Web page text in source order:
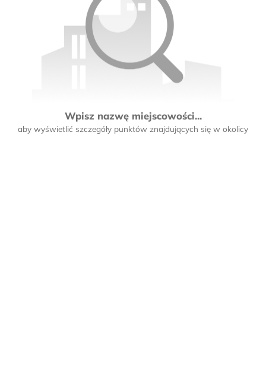
Wpisz nazwę miejscowości...
aby wyświetlić szczegóły punktów znajdujących się w okolicy